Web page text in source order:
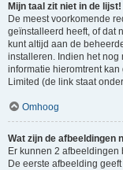
Mijn taal zit niet in de lijst!
De meest voorkomende
geïnstalleerd heeft, of dat
kunt altijd aan de
installeren. Indien het nog
informatie hieromtrent
Limited (de link staat
Omhoog
Wat zijn de afbeeldingen
Er kunnen 2
De eerste afbeelding